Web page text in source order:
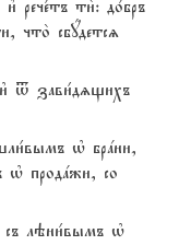
ти2: до1бръ
что2 сбyдетсz
t зави1дzщихъ
њ брaни,
њ продaжи, со
съ лэни1вымъ њ